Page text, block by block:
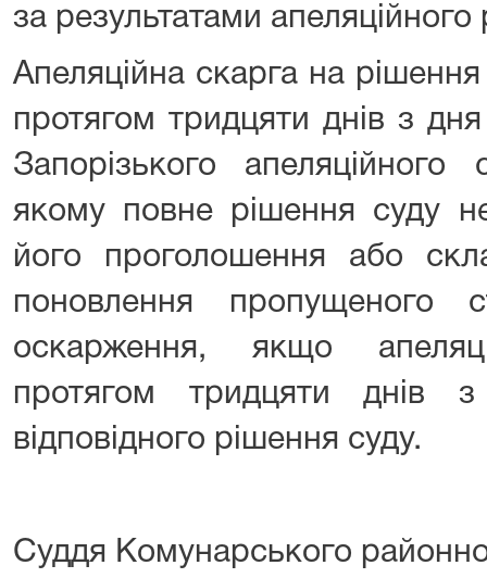
за результатами
Апеляційна скарга на
протягом тридцяти днів з
Запорізького
якому повне рішення суду
його проголошення або
поновлення пропущеного
оскарження, якщо
протягом тридцяти днів
відповідного рішення суду.
Суддя Комунарського